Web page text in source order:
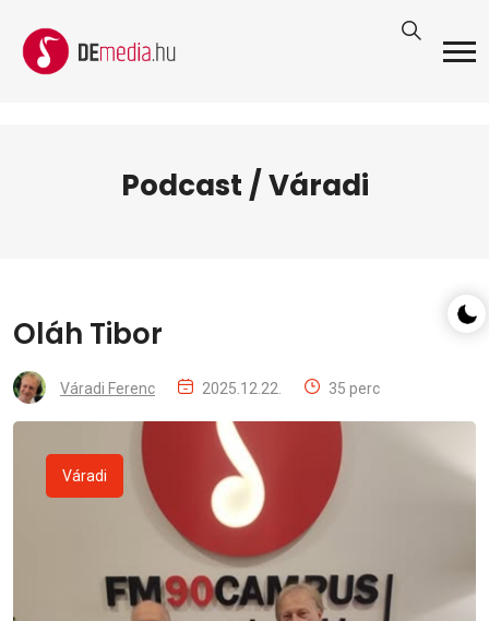
Podcast / Váradi
Oláh Tibor
Váradi Ferenc 2025.12.22. 35 perc
Váradi